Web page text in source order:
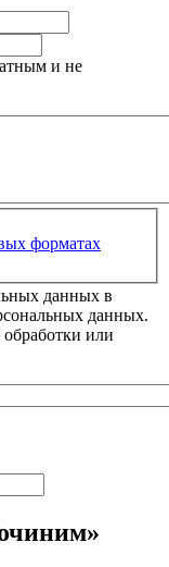
и не
форматах
данных в
данных.
обработки или